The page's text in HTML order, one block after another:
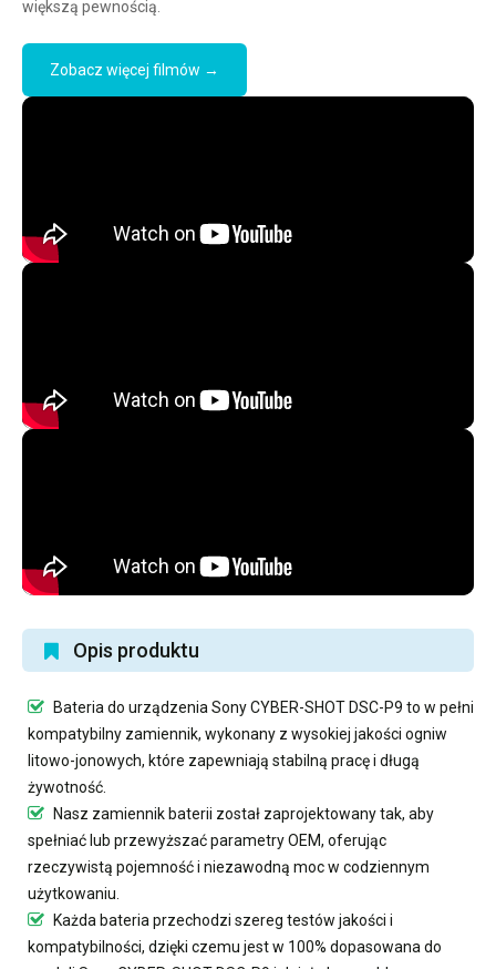
większą pewnością.
Zobacz więcej filmów →
Opis produktu
Bateria do urządzenia Sony CYBER-SHOT DSC-P9 to w pełni
kompatybilny zamiennik, wykonany z wysokiej jakości ogniw
litowo-jonowych, które zapewniają stabilną pracę i długą
żywotność.
Nasz zamiennik baterii został zaprojektowany tak, aby
spełniać lub przewyższać parametry OEM, oferując
rzeczywistą pojemność i niezawodną moc w codziennym
użytkowaniu.
Każda bateria przechodzi szereg testów jakości i
kompatybilności, dzięki czemu jest w 100% dopasowana do